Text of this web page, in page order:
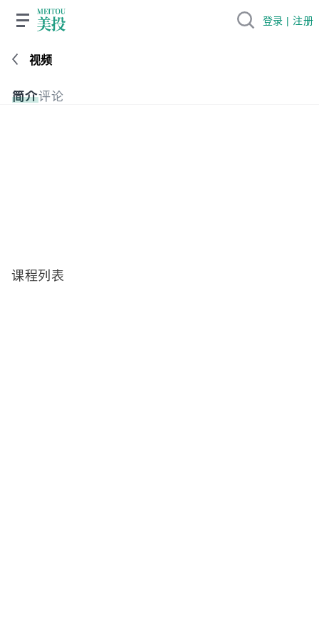
视频
简介评论
课程列表
登录 | 注册